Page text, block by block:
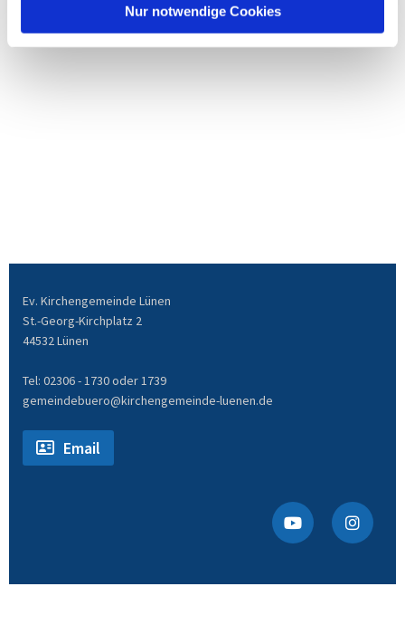
Nur notwendige Cookies
Ev. Kirchengemeinde Lünen
St.-Georg-Kirchplatz 2
44532 Lünen
Tel: 02306 - 1730 oder 1739
gemeindebuero@kirchengemeinde-luenen.de
Email